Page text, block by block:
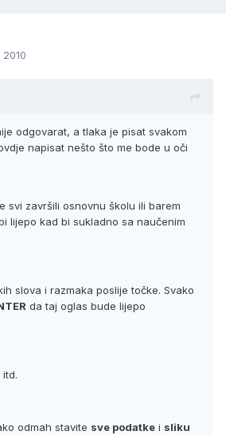
odgovarat, a tlaka je pisat svakom
napisat nešto što me bode u oči
svi završili osnovnu školu ili barem
lijepo kad bi sukladno sa naučenim
slova i razmaka poslije točke. Svako
da taj oglas bude lijepo
itd.
odmah stavite sve podatke i sliku